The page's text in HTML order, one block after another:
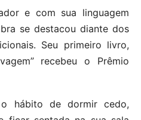
e com sua linguagem
se destacou diante dos
Seu primeiro livro,
recebeu o Prêmio
hábito de dormir cedo,